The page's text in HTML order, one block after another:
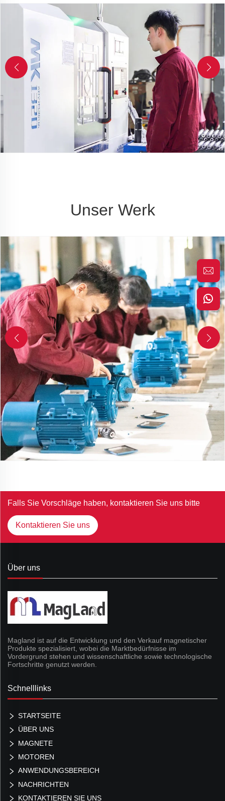
Unser Werk
Falls Sie Vorschläge haben, kontaktieren Sie uns bitte
Kontaktieren Sie uns
Über uns
Magland ist auf die Entwicklung und den Verkauf magnetischer
Produkte spezialisiert, wobei die Marktbedürfnisse im
Vordergrund stehen und wissenschaftliche sowie technologische
Fortschritte genutzt werden.
Schnelllinks
STARTSEITE
ÜBER UNS
MAGNETE
MOTOREN
ANWENDUNGSBEREICH
NACHRICHTEN
KONTAKTIEREN SIE UNS